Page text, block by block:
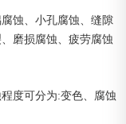
蚀、小孔腐蚀、缝隙
磨损腐蚀、疲劳腐蚀
度可分为:变色、腐蚀